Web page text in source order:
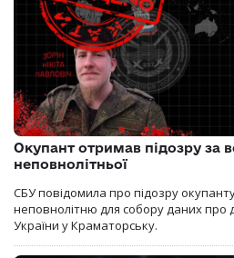
Окупант отримав підозру за
неповнолітньої
СБУ повідомила про підозру
неповнолітню для собору даних про
України у Краматорську.